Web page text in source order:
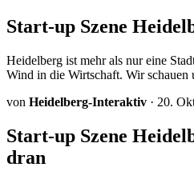
Start-up Szene
Heidelberg ist mehr als nur eine
Wind in die Wirtschaft. Wir schauen
von Heidelberg-Interaktiv · 20.
Start-up Szene
dran